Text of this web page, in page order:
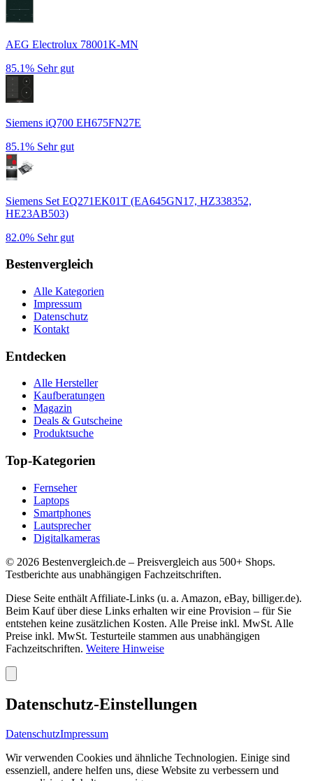
AEG Electrolux 78001K-MN
85.1% Sehr gut
Siemens iQ700 EH675FN27E
85.1% Sehr gut
Siemens Set EQ271EK01T (EA645GN17, HZ338352,
HE23AB503)
82.0% Sehr gut
Bestenvergleich
Alle Kategorien
Impressum
Datenschutz
Kontakt
Entdecken
Alle Hersteller
Kaufberatungen
Magazin
Deals & Gutscheine
Produktsuche
Top-Kategorien
Fernseher
Laptops
Smartphones
Lautsprecher
Digitalkameras
© 2026 Bestenvergleich.de – Preisvergleich aus 500+ Shops.
Testberichte aus unabhängigen Fachzeitschriften.
Diese Seite enthält Affiliate-Links (u. a. Amazon, eBay, billiger.de).
Beim Kauf über diese Links erhalten wir eine Provision – für Sie
entstehen keine zusätzlichen Kosten. Alle Preise inkl. MwSt. Alle
Preise inkl. MwSt. Testurteile stammen aus unabhängigen
Fachzeitschriften. Weitere Hinweise
Datenschutz-Einstellungen
DatenschutzImpressum
Wir verwenden Cookies und ähnliche Technologien. Einige sind
essenziell, andere helfen uns, diese Website zu verbessern und